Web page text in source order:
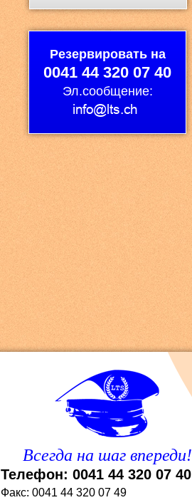
Резервировать на
0041 44 320 07 40
Эл.сообщение:
Всегда на шаг впереди!
Телефон: 0041 44 320 07 40
Факс: 0041 44 320 07 49